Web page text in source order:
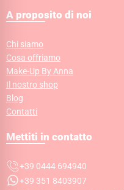
A proposito di noi
Chi siamo
Cosa offriamo
Make-Up By Anna
Il nostro shop
Blog
Contatti
Mettiti in contatto
+39 0444 694940
+39 351 8403907